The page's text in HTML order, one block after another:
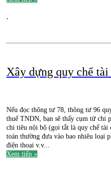
.
Xây dựng quy chế
Nếu đọc thông tư 78, thông tư 96
thuế TNDN, bạn sẽ thấy cụm từ chi
chi tiêu nội bộ (gọi tắt là quy chế
toán thường đưa vào bao nhiêu loại
điện thoại v.v...
Xem tiếp »